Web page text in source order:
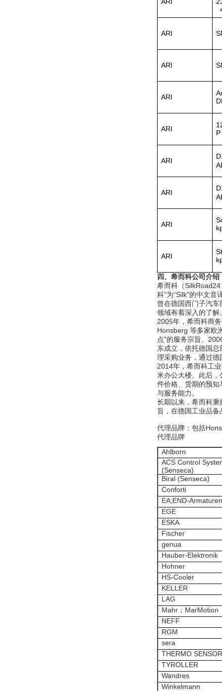
ARI
ARI
ARI
ARI
ARI
ARI
ARI
ARI
四、希而科公司介绍
希而科（
科"为“Silk"的中文音
曾在德国西门子汽
领域有着深入的了解
2005年，希而科商
Honsberg 等多家欧
点"的服务宗旨。
东成立，依托德国
理采购业务，通过
2014年，希而科工
米办公大楼。此后
件价格、货期的预
与服务能力。
长期以来，希而科秉
旨，在德国工业品
代理品牌：包括
代理品牌
Ahlborn
ACS Control
(Senseca)
Biral (Senseca)
Conforti
EA;END-Armaturen
EGE
ESKA
Fischer
genua
Hauber-Elektronik
Hohner
HS-Cooler
KELLER
LAG
Mahr；MarMotion
NEFF
RGM
sera
THERMO SENSOR
TYROLLER
Wandres
Winkelmann